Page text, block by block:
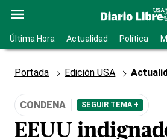
Última Hora Actualidad Política
Portada Edición USA
CONDENA SEGUIR TEMA +
EEUU